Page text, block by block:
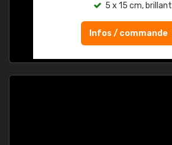
5 x 15 cm, brillant
Infos / commande